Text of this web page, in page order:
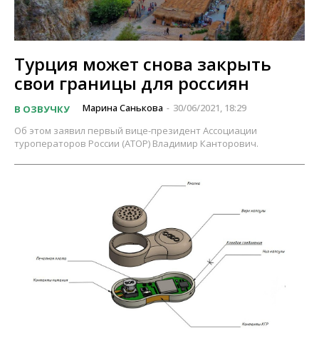
Турция может снова закрыть
свои границы для россиян
В ОЗВУЧКУ Марина Санькова - 30/06/2021, 18:29
Об этом заявил первый вице-президент Ассоциации
туроператоров России (АТОР) Владимир Канторович.